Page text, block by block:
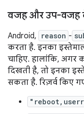
वजह और उप-वजह
Android, reason -
करता है. इनका
चाहिए. हालांकि, अगर
दिखती है, तो इनका
सकता है. रिज़र्व किए